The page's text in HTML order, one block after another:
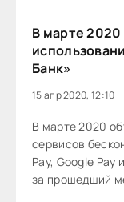
В марте
Банк»
15 апр 2020, 12:10
В марте 2020
сервисов
Pay, Google Pay
за прошедший